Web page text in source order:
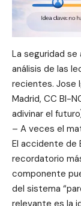
La seguridad se
análisis de las
recientes. Jose
Madrid, CC BI-
adivinar el
– A veces el
El accidente de
recordatorio
componente
del sistema